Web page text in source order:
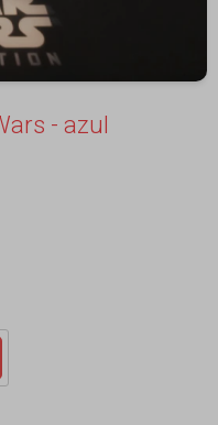
- azul